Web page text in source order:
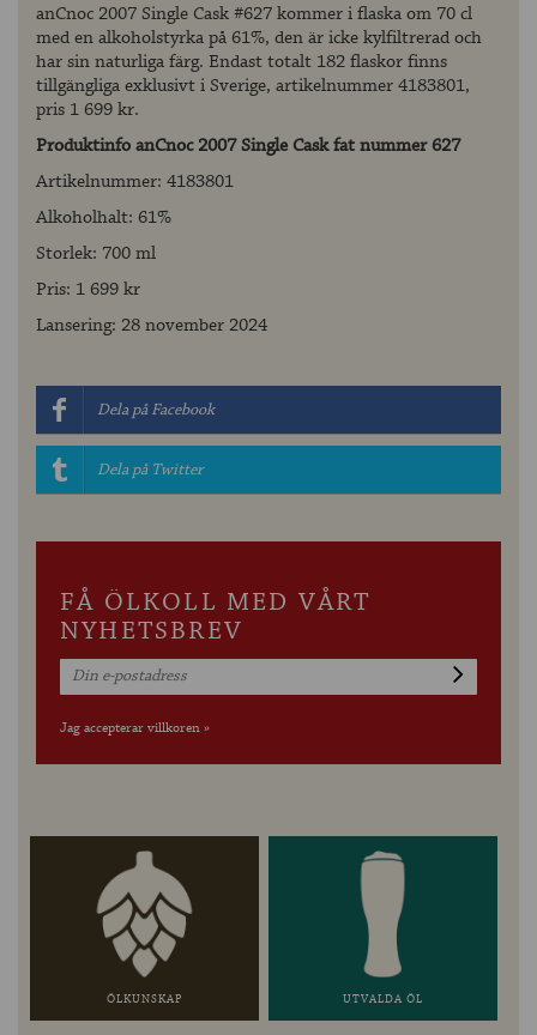
anCnoc 2007 Single Cask #627 kommer i flaska om 70 cl
med en alkoholstyrka på 61%, den är icke kylfiltrerad och
har sin naturliga färg. Endast totalt 182 flaskor finns
tillgängliga exklusivt i Sverige, artikelnummer 4183801,
pris 1 699 kr.
Produktinfo anCnoc 2007 Single Cask fat nummer 627
Artikelnummer: 4183801
Alkoholhalt: 61%
Storlek: 700 ml
Pris: 1 699 kr
Lansering: 28 november 2024
Dela på Facebook
Dela på Twitter
FÅ ÖLKOLL MED VÅRT
NYHETSBREV
Jag accepterar villkoren »
ÖLKUNSKAP UTVALDA ÖL